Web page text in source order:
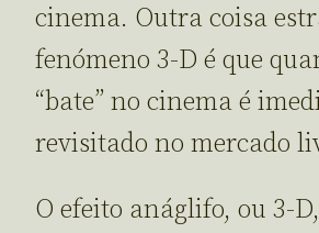
cinema. Outra coisa
fenómeno 3-D é que
“bate” no cinema é
revisitado no mercado
O efeito anáglifo, ou 3-